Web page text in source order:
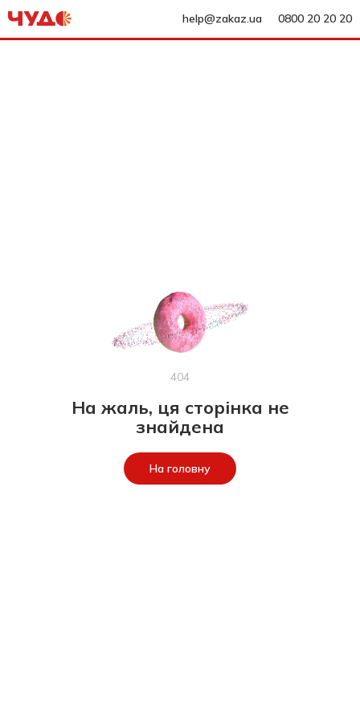
help@zakaz.ua 0800 20 20 20
404
На жаль, ця сторінка не
знайдена
На головну